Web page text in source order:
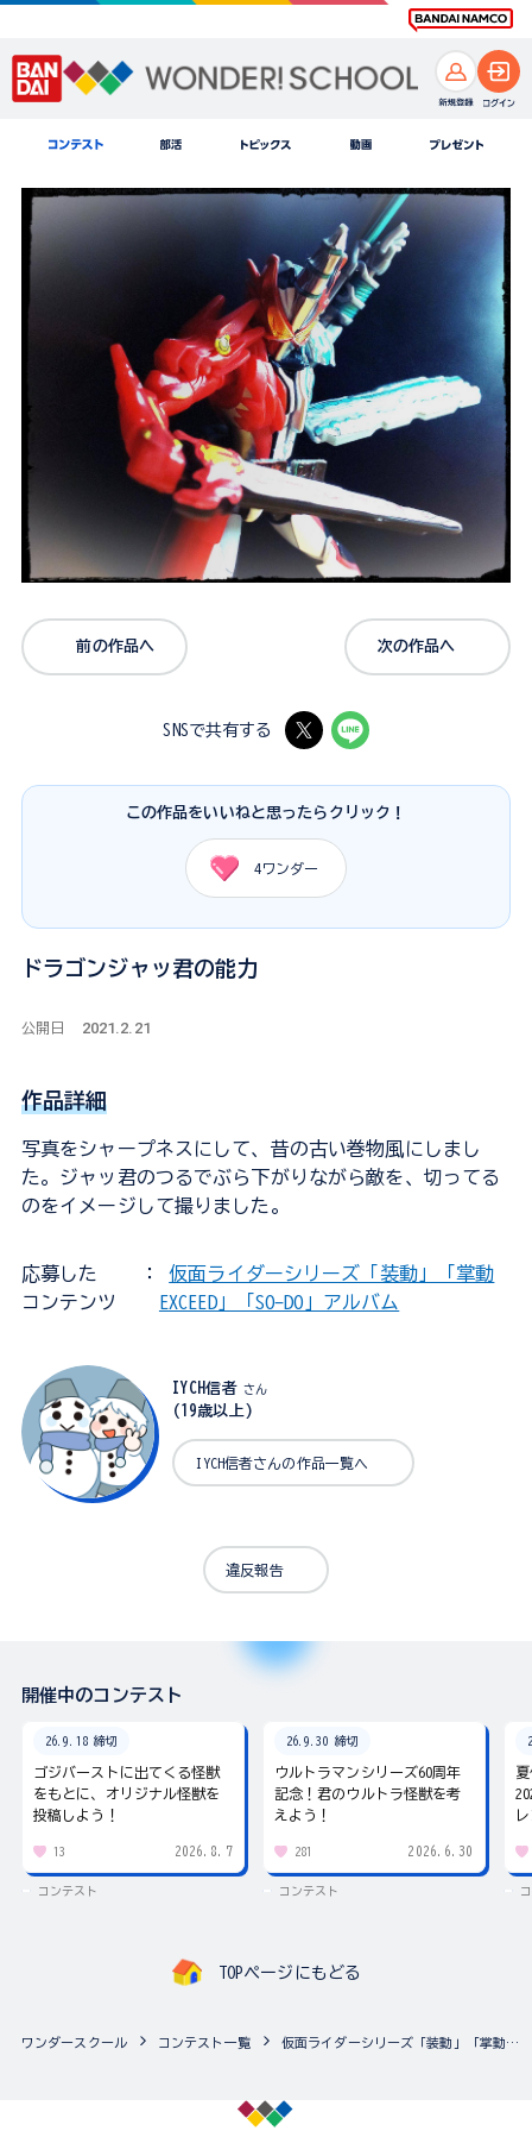
前の作品へ 次の作品へ
SNSで共有する
この作品をいいねと思ったらクリック！
4ワンダー
ドラゴンジャッ君の能力
公開日 2021.2.21
作品詳細
写真をシャープネスにして、昔の古い巻物風にしまし
た。ジャッ君のつるでぶら下がりながら敵を、切ってる
のをイメージして撮りました。
応募した
コンテンツ
：仮面ライダーシリーズ「装動」「掌動
EXCEED」「SO-DO」アルバム
IYCH信者 さん
(19歳以上)
IYCH信者さんの作品一覧へ
違反報告
開催中のコンテスト
26.9.18 締切
ゴジバーストに出てくる怪獣
をもとに、オリジナル怪獣を
投稿しよう！
13 2026.8.7
コンテスト
26.9.30 締切
ウルトラマンシリーズ60周年
記念！君のウルトラ怪獣を考
えよう！
281 2026.6.30
コンテスト
TOPページにもどる
ワンダースクール コンテスト一覧 仮面ライダーシリーズ「装動」「掌動EXCEED」「SO-DO」アルバム